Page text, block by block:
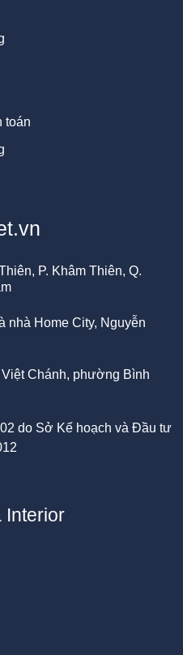
toán
P. Khâm Thiên, Q.
nhà Home City, Nguyễn
Chánh, phường Bình
do Sở Kế hoạch và Đầu tư
Interior